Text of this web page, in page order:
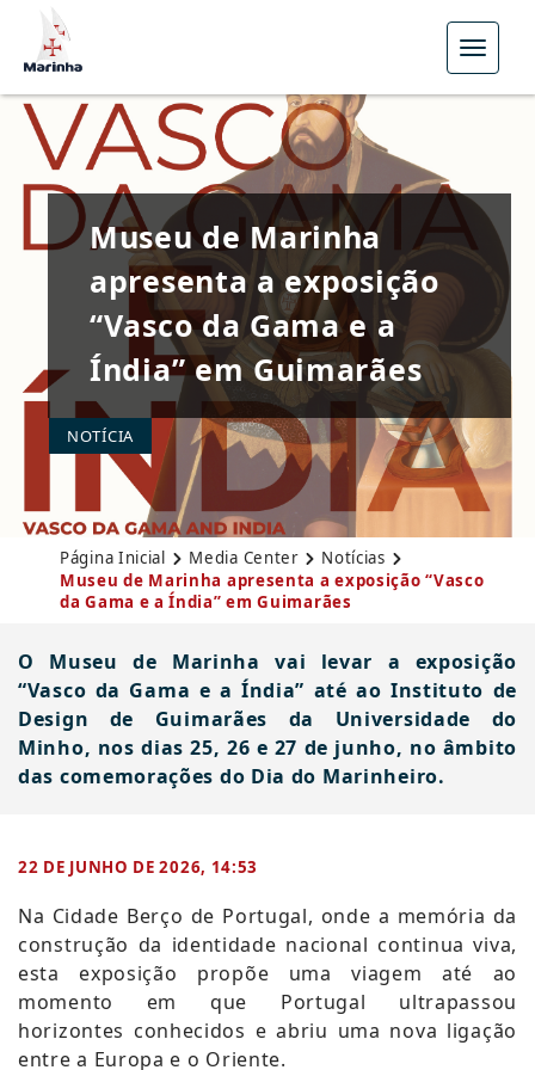
Menu
Museu de Marinha
apresenta a exposição
“Vasco da Gama e a
Índia” em Guimarães
NOTÍCIA
Página Inicial Media Center
Notícias
Museu de Marinha apresenta a exposição “Vasco
da Gama e a Índia” em Guimarães
O Museu de Marinha vai levar a exposição
“Vasco da Gama e a Índia” até ao Instituto de
Design de Guimarães da Universidade do
Minho, nos dias 25, 26 e 27 de junho, no âmbito
das comemorações do Dia do Marinheiro.
22 DE JUNHO DE 2026, 14:53
​Na Cidade Berço de Portugal, onde a memória da
construção da identidade nacional continua viva,
esta exposição propõe uma viagem até ao
momento em que Portugal ultrapassou
horizontes conhecidos e abriu uma nova ligação
entre a Europa e o Oriente.